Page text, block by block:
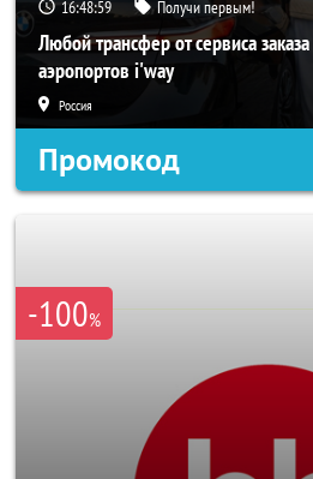
16:48:57 Получи первым!
Любой трансфер от сервиса
аэропортов i'way
Россия
Промокод
-100%